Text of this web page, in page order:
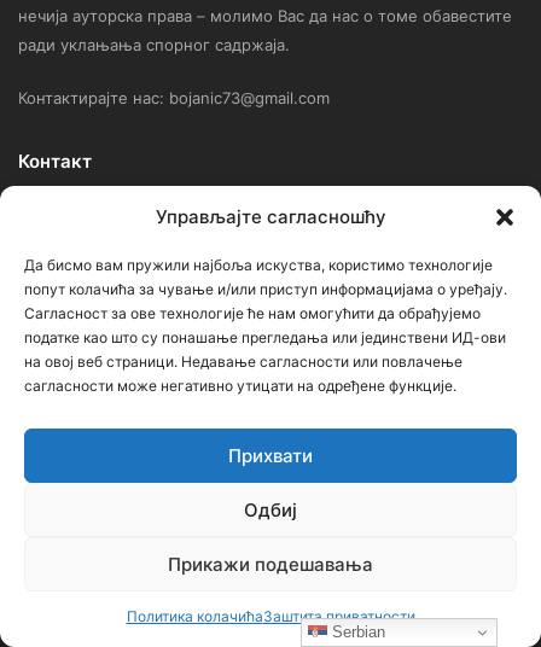
Управљајте сагласношћу
Да бисмо вам пружили најбоља искуства, користимо технологије
попут колачића за чување и/или приступ информацијама о уређају.
Сагласност за ове технологије ће нам омогућити да обрађујемо
податке као што су понашање прегледања или јединствени ИД-ови
на овој веб страници. Недавање сагласности или повлачење
сагласности може негативно утицати на одређене функције.
Прихвати
Одбиј
Прикажи подешавања
Политика колачићаЗаштита приватности
нечија ауторска права – молимо Вас да нас о томе обавестите
ради уклањања спорног садржаја.
Контактирајте нас: bojanic73@gmail.com
Контакт
Ђорђе Бојанић, проф. историје – главни уредник
Седиште: Србија, 18000, Ниш
Контакт: тел. +381 652061021
редакција –bojanic73@gmail.com
администратор – bojanic73@gmail.com
…
утицајем ни једне политичке опције или организације. Сајт није
Serbian